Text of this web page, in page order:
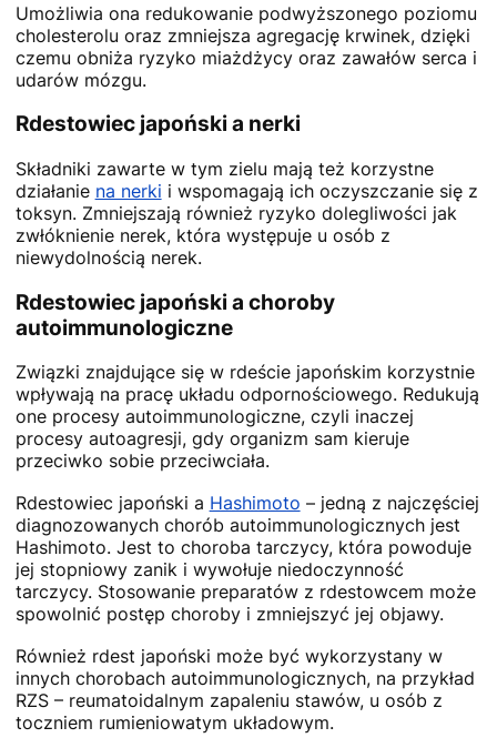
Umożliwia ona redukowanie podwyższonego poziomu
cholesterolu oraz zmniejsza agregację krwinek, dzięki
czemu obniża ryzyko miażdżycy oraz zawałów serca i
udarów mózgu.
Rdestowiec japoński a nerki
Składniki zawarte w tym zielu mają też korzystne
działanie na nerki i wspomagają ich oczyszczanie się z
toksyn. Zmniejszają również ryzyko dolegliwości jak
zwłóknienie nerek, która występuje u osób z
niewydolnością nerek.
Rdestowiec japoński a choroby
autoimmunologiczne
Związki znajdujące się w rdeście japońskim korzystnie
wpływają na pracę układu odpornościowego. Redukują
one procesy autoimmunologiczne, czyli inaczej
procesy autoagresji, gdy organizm sam kieruje
przeciwko sobie przeciwciała.
Rdestowiec japoński a Hashimoto – jedną z najczęściej
diagnozowanych chorób autoimmunologicznych jest
Hashimoto. Jest to choroba tarczycy, która powoduje
jej stopniowy zanik i wywołuje niedoczynność
tarczycy. Stosowanie preparatów z rdestowcem może
spowolnić postęp choroby i zmniejszyć jej objawy.
Również rdest japoński może być wykorzystany w
innych chorobach autoimmunologicznych, na przykład
RZS – reumatoidalnym zapaleniu stawów, u osób z
toczniem rumieniowatym układowym.